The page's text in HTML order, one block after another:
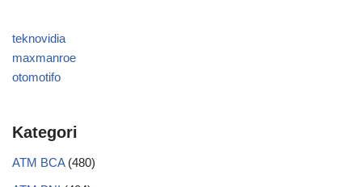
teknovidia
maxmanroe
otomotifo
Kategori
ATM BCA(480)